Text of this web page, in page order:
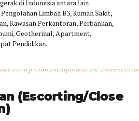
di Indonesia antara lain:
Limbah B3, Rumah Sakit,
Kawasan Perkantoran, Perbankan,
Geothermal, Apartment,
Pendidikan.
(Escorting/Close